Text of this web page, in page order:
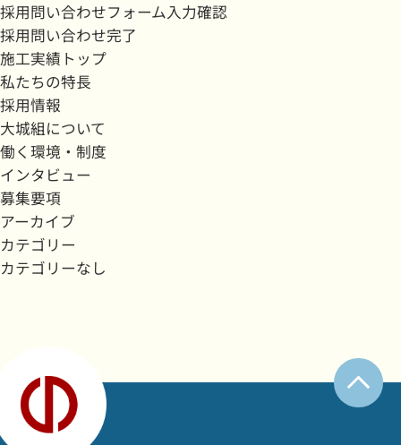
採用問い合わせフォーム入力確認
採用問い合わせ完了
施工実績トップ
私たちの特長
採用情報
大城組について
働く環境・制度
インタビュー
募集要項
アーカイブ
カテゴリー
カテゴリーなし